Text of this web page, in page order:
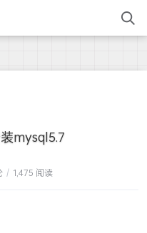
mysql5.7
/ 1,475 阅读